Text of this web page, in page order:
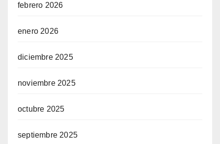
febrero 2026
enero 2026
diciembre 2025
noviembre 2025
octubre 2025
septiembre 2025